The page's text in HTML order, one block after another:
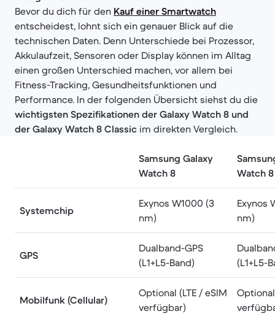
Bevor du dich für den Kauf einer Smartwatch
entscheidest, lohnt sich ein genauer Blick auf die
technischen Daten. Denn Unterschiede bei Prozessor,
Akkulaufzeit, Sensoren oder Display können im Alltag
einen großen Unterschied machen, vor allem bei
Fitness-Tracking, Gesundheitsfunktionen und
Performance. In der folgenden Übersicht siehst du die
wichtigsten Spezifikationen der Galaxy Watch 8 und
der Galaxy Watch 8 Classic im direkten Vergleich.
Samsung Galaxy
Watch 8
Watch
Systemchip
Exynos W1000 (3
nm)
Exynos
nm)
GPS
Dualband-GPS
(L1+L5-Band)
(L1+L5-
Mobilfunk (Cellular)
Optional (LTE / eSIM
verfügbar)
Optional